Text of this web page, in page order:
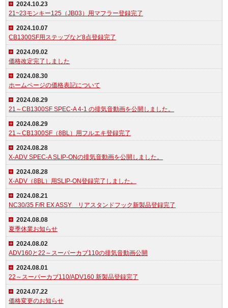
2024.10.23
21~23モンキー125（JB03）用マフラー登録完了
2024.10.07
CB1300SF用ステップなど8点登録完了
2024.09.02
価格改定完了しました
2024.08.30
ホームページの価格表記について
2024.08.29
21～CB1300SF SPEC-A 4-1 の排気音動画を公開しました。
2024.08.29
21～CB1300SF（8BL）用フルエキ登録完了
2024.08.28
X-ADV SPEC-A SLIP-ONの排気音動画を公開しました。
2024.08.28
X-ADV（8BL）用SLIP-ON登録完了しました。
2024.08.21
NC30/35 F/R EX ASSY リアスタンドフック新製品登録完了
2024.08.08
夏季休業お知らせ
2024.08.02
ADV160と22～スーパーカブ110の排気音動画公開
2024.08.01
22～スーパーカブ110/ADV160 新製品登録完了
2024.07.22
価格変更のお知らせ